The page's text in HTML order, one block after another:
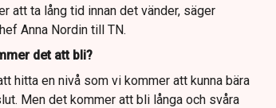
att ta lång tid innan det vänder, säger
Anna Nordin till TN.
det att bli?
hitta en nivå som vi kommer att kunna bära
Men det kommer att bli långa och svåra